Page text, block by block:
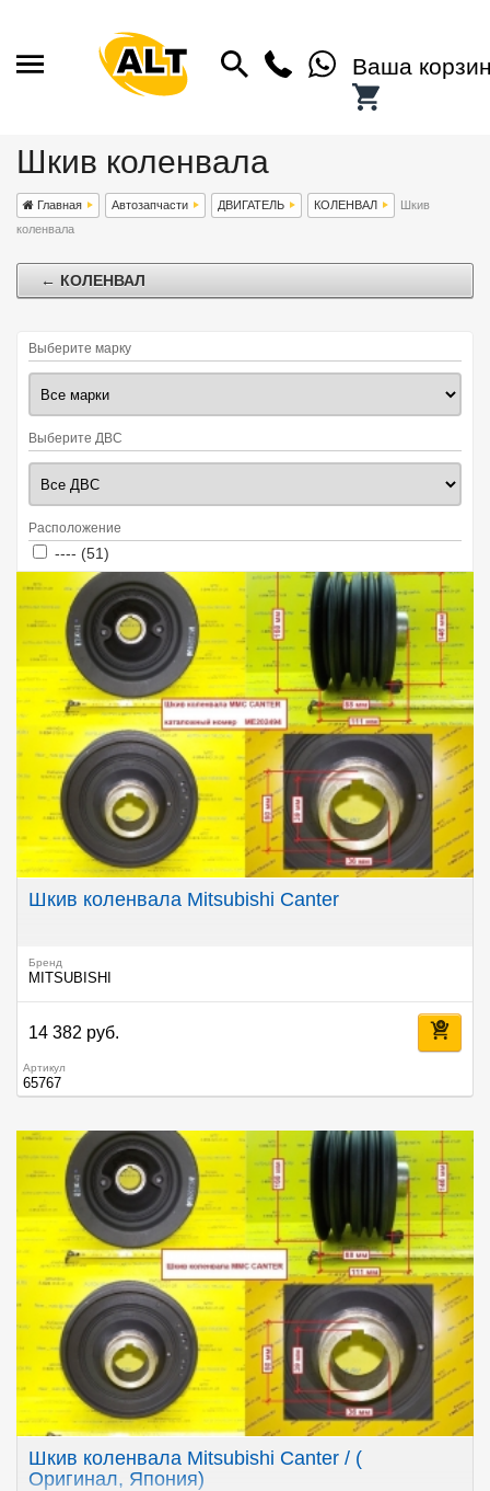
Ваша
Шкив коленвала
Главная Автозапчасти ДВИГАТЕЛЬ КОЛЕНВАЛ
Шкив
коленвала
← КОЛЕНВАЛ
Выберите марку
Выберите ДВС
Расположение
Apply ---- filter
---- (51)
Шкив коленвала Mitsubishi Canter
Бренд
MITSUBISHI
14 382 руб.
Артикул
65767
Шкив коленвала Mitsubishi Canter / (
Оригинал, Япония)